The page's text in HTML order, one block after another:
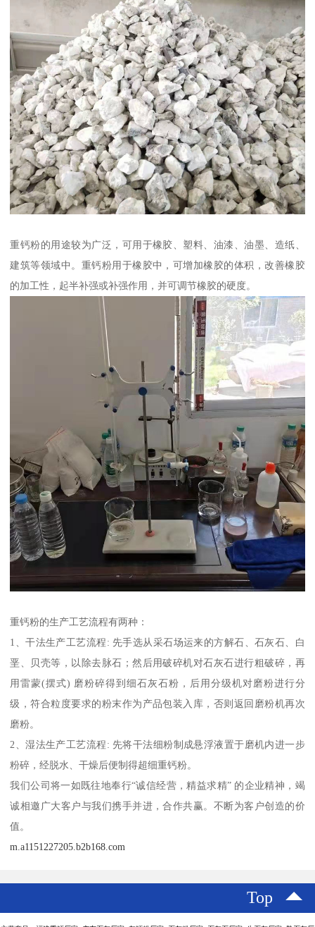
重钙粉的用途较为广泛，可用于橡胶、塑料、油漆、油墨、造纸、
建筑等领域中。重钙粉用于橡胶中，可增加橡胶的体积，改善橡胶
的加工性，起半补强或补强作用，并可调节橡胶的硬度。
重钙粉的生产工艺流程有两种：
1、干法生产工艺流程: 先手选从采石场运来的方解石、石灰石、白
垩、贝壳等，以除去脉石；然后用破碎机对石灰石进行粗破碎，再
用雷蒙(摆式) 磨粉碎得到细石灰石粉，后用分级机对磨粉进行分
级，符合粒度要求的粉末作为产品包装入库，否则返回磨粉机再次
磨粉。
2、湿法生产工艺流程: 先将干法细粉制成悬浮液置于磨机内进一步
粉碎，经脱水、干燥后便制得超细重钙粉。
我们公司将一如既往地奉行“诚信经营，精益求精” 的企业精神，竭
诚相邀广大客户与我们携手并进，合作共赢。不断为客户创造的价
值。
m.a1151227205.b2b168.com
Top